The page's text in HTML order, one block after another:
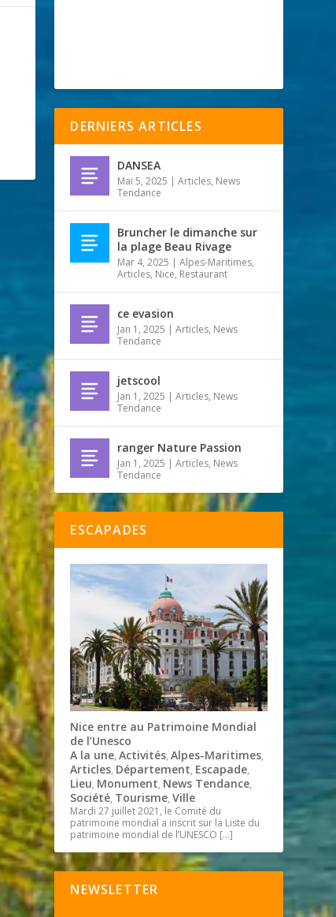
DERNIERS ARTICLES
DANSEA
Mai 5, 2025 |Articles, News
Tendance
Bruncher le dimanche sur
la plage Beau Rivage
Mar 4, 2025 |Alpes-Maritimes,
Articles, Nice, Restaurant
ce evasion
Jan 1, 2025 |Articles, News
Tendance
jetscool
Jan 1, 2025 |Articles, News
Tendance
ranger Nature Passion
Jan 1, 2025 |Articles, News
Tendance
ESCAPADES
Nice entre au Patrimoine Mondial
de l’Unesco
A la une,Activités,Alpes-Maritimes,
Articles, Département, Escapade,
Lieu, Monument, News Tendance,
Société, Tourisme,Ville
Mardi 27 juillet 2021, le Comité du
patrimoine mondial a inscrit sur la Liste du
patrimoine mondial de l’UNESCO […]
NEWSLETTER